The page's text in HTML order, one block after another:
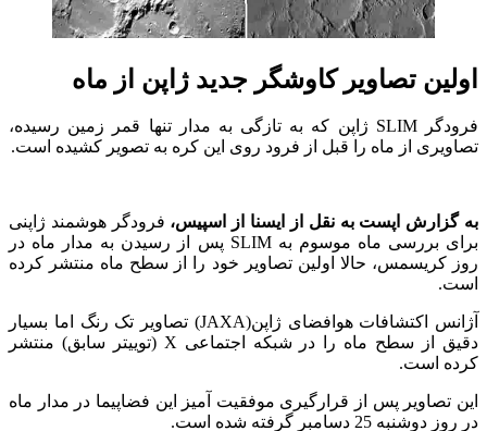
اولین تصاویر کاوشگر جدید ژاپن از ماه
فرودگر SLIM ژاپن که به تازگی به مدار تنها قمر زمین رسیده،
تصاویری از ماه را قبل از فرود روی این کره به تصویر کشیده است.
به گزارش اپست به نقل از ایسنا از اسپیس، فرودگر هوشمند ژاپنی
برای بررسی ماه موسوم به SLIM پس از رسیدن به مدار ماه در
روز کریسمس، حالا اولین تصاویر خود را از سطح ماه منتشر کرده
است.
آژانس اکتشافات هوافضای ژاپن(JAXA) تصاویر تک رنگ اما بسیار
دقیق از سطح ماه را در شبکه اجتماعی X (توییتر سابق) منتشر
کرده است.
این تصاویر پس از قرارگیری موفقیت آمیز این فضاپیما در مدار ماه
در روز دوشنبه 25 دسامبر گرفته شده است.